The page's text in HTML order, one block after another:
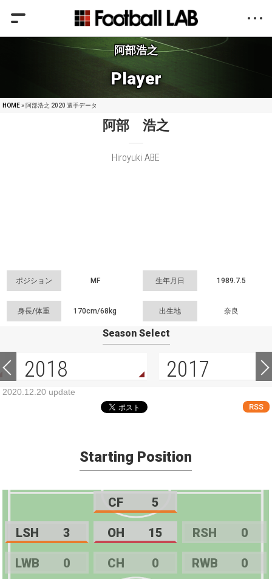
阿部浩之
Player
HOME» 阿部浩之 2020 選手データ
阿部 浩之
Hiroyuki ABE
ポジション MF 生年月日 1989.7.5
身長/体重 170cm/68kg 出生地 奈良
Season Select
2018 2017
2020.12.20 update
RSS
Starting Position
CF 5
LSH 3 OH 15 RSH 0
LWB 0 CH 0 RWB 0